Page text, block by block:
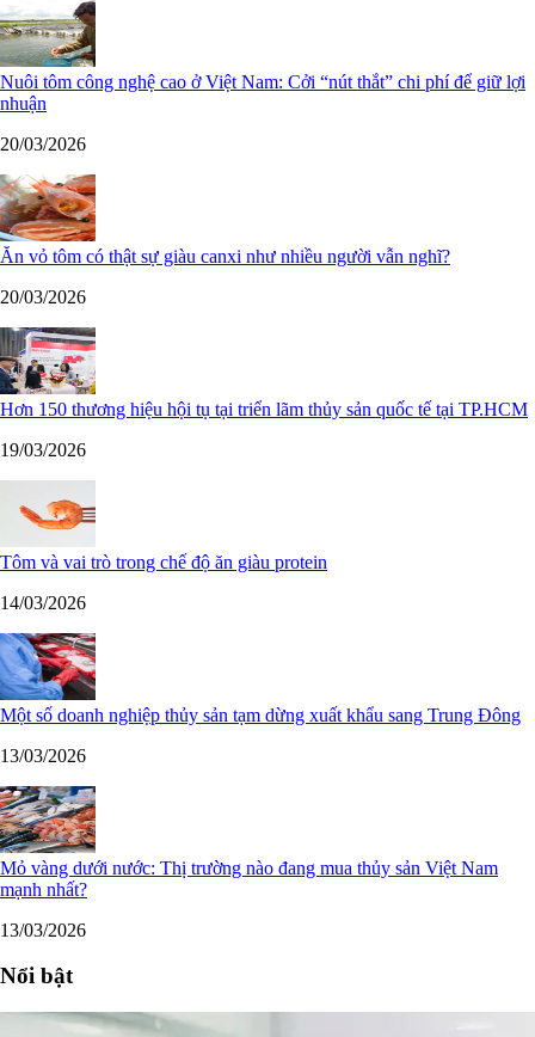
Nuôi tôm công nghệ cao ở Việt Nam: Cởi “nút thắt” chi phí để giữ lợi
nhuận
20/03/2026
Ăn vỏ tôm có thật sự giàu canxi như nhiều người vẫn nghĩ?
20/03/2026
Hơn 150 thương hiệu hội tụ tại triển lãm thủy sản quốc tế tại TP.HCM
19/03/2026
Tôm và vai trò trong chế độ ăn giàu protein
14/03/2026
Một số doanh nghiệp thủy sản tạm dừng xuất khẩu sang Trung Đông
13/03/2026
Mỏ vàng dưới nước: Thị trường nào đang mua thủy sản Việt Nam
mạnh nhất?
13/03/2026
Nổi bật